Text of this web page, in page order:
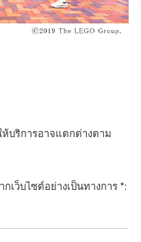
ห้บริการอาจแตกต่างตาม
เว็บไซต์อย่างเป็นทางการ *: